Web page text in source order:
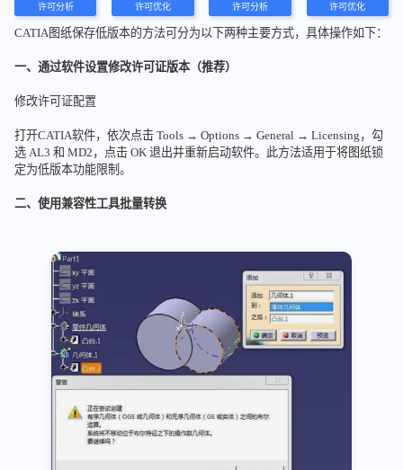
许可分析 许可优化 许可分析 许可优化
CATIA图纸保存低版本的方法可分为以下两种主要方式，具体操作如下：
一、通过软件设置修改许可证版本（推荐）
修改许可证配置
打开CATIA软件，依次点击 Tools → Options → General → Licensing，勾
选 AL3 和 MD2，点击 OK 退出并重新启动软件。此方法适用于将图纸锁
定为低版本功能限制。
二、使用兼容性工具批量转换